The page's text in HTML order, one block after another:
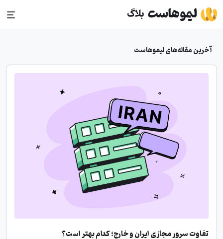
Skip
to
آخرین مقاله‌های لیموهاست
تفاوت سرور مجازی ایران و خارج؛ کدام بهتر است؟